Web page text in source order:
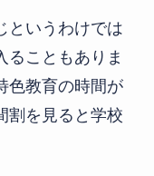
というわけでは
ることもありま
色教育の時間が
割を見ると学校